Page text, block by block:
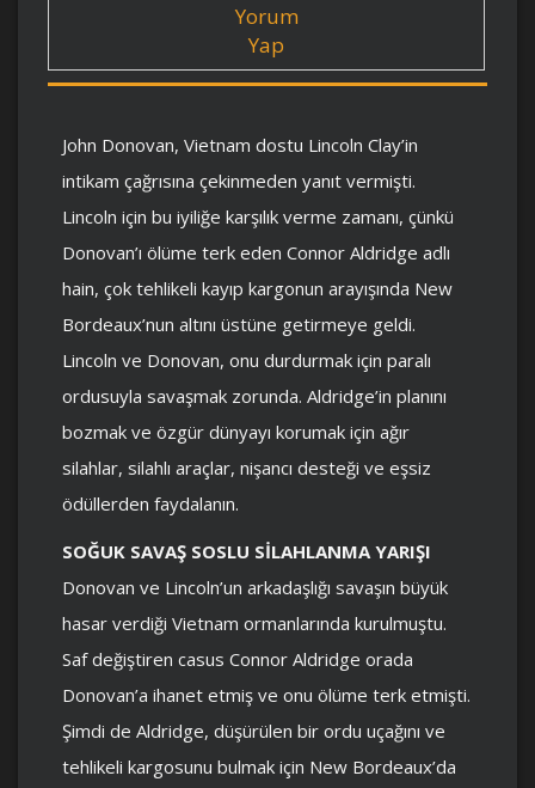
Yorum
Yap
John Donovan, Vietnam dostu Lincoln Clay’in
intikam çağrısına çekinmeden yanıt vermişti.
Lincoln için bu iyiliğe karşılık verme zamanı, çünkü
Donovan’ı ölüme terk eden Connor Aldridge adlı
hain, çok tehlikeli kayıp kargonun arayışında New
Bordeaux’nun altını üstüne getirmeye geldi.
Lincoln ve Donovan, onu durdurmak için paralı
ordusuyla savaşmak zorunda. Aldridge’in planını
bozmak ve özgür dünyayı korumak için ağır
silahlar, silahlı araçlar, nişancı desteği ve eşsiz
ödüllerden faydalanın.
SOĞUK SAVAŞ SOSLU SİLAHLANMA YARIŞI
Donovan ve Lincoln’un arkadaşlığı savaşın büyük
hasar verdiği Vietnam ormanlarında kurulmuştu.
Saf değiştiren casus Connor Aldridge orada
Donovan’a ihanet etmiş ve onu ölüme terk etmişti.
Şimdi de Aldridge, düşürülen bir ordu uçağını ve
tehlikeli kargosunu bulmak için New Bordeaux’da